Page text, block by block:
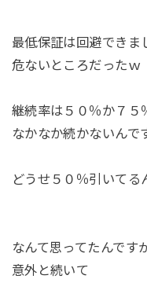
最低保証は回避できま
危ないところだったｗ
継続率は５０％か７５
なかなか続かないんで
どうせ５０％引いてる
なんて思ってたんです
意外と続いて